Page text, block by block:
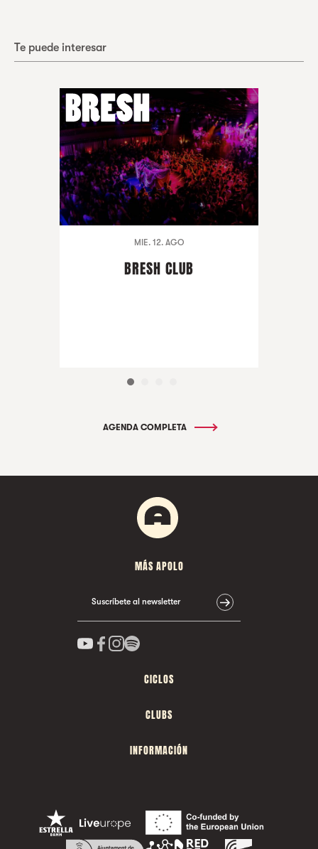
Te puede interesar
MIE. 12. AGO
BRESH CLUB
AGENDA COMPLETA
MÁS APOLO
Suscríbete al newsletter
CICLOS
CLUBS
INFORMACIÓN